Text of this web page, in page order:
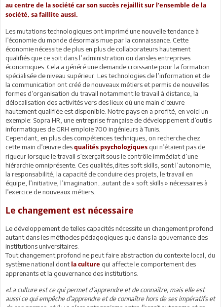
au centre de la société car son succès rejaillit sur l’ensemble de la
société, sa faillite aussi.
Les mutations technologiques ont imprimé une nouvelle tendance à
l’économie du monde désormais mue par la connaissance. Cette
économie nécessite de plus en plus de collaborateurs hautement
qualifiés que ce soit dans l’administration ou dansles entreprises
économiques. Cela a généré une demande croissante pour la formation
spécialisée de niveau supérieur. Les technologies de l’information et de
la communication ont créé de nouveaux métiers et permis de nouvelles
formes d’organisation du travail notamment le travail à distance, la
délocalisation des activités vers des lieux où une main d’œuvre
hautement qualifiée est disponible. Notre pays en a profité, en voici un
exemple: Sopra HR, une entreprise française de développement d’outils
informatiques de GRH emploie 700 ingénieurs à Tunis.
Cependant, en plus des compétences techniques, on recherche chez
cette main d’œuvre des qualités psychologiques qui n’étaient pas de
rigueur lorsque le travail s’exerçait sous le contrôle immédiat d’une
hiérarchie omniprésente. Ces qualités,dites soft skills, sont l’autonomie,
la responsabilité, la capacité de conduire des projets, le travail en
équipe, l’initiative, l’imagination…autant de « soft skills » nécessaires à
l’exercice de nouveaux métiers.
Le changement est nécessaire
Le développement de telles capacités nécessite un changement profond
autant dans les méthodes pédagogiques que dans la gouvernance des
institutions universitaires.
Tout changement profond ne peut faire abstraction du contexte local, du
système national dont la culture qui affecte le comportement des
apprenants et la gouvernance des institutions.
«La culture est ce qui permet d’apprendre et de connaître, mais elle est
aussi ce qui empêche d’apprendre et de connaître hors de ses impératifs et